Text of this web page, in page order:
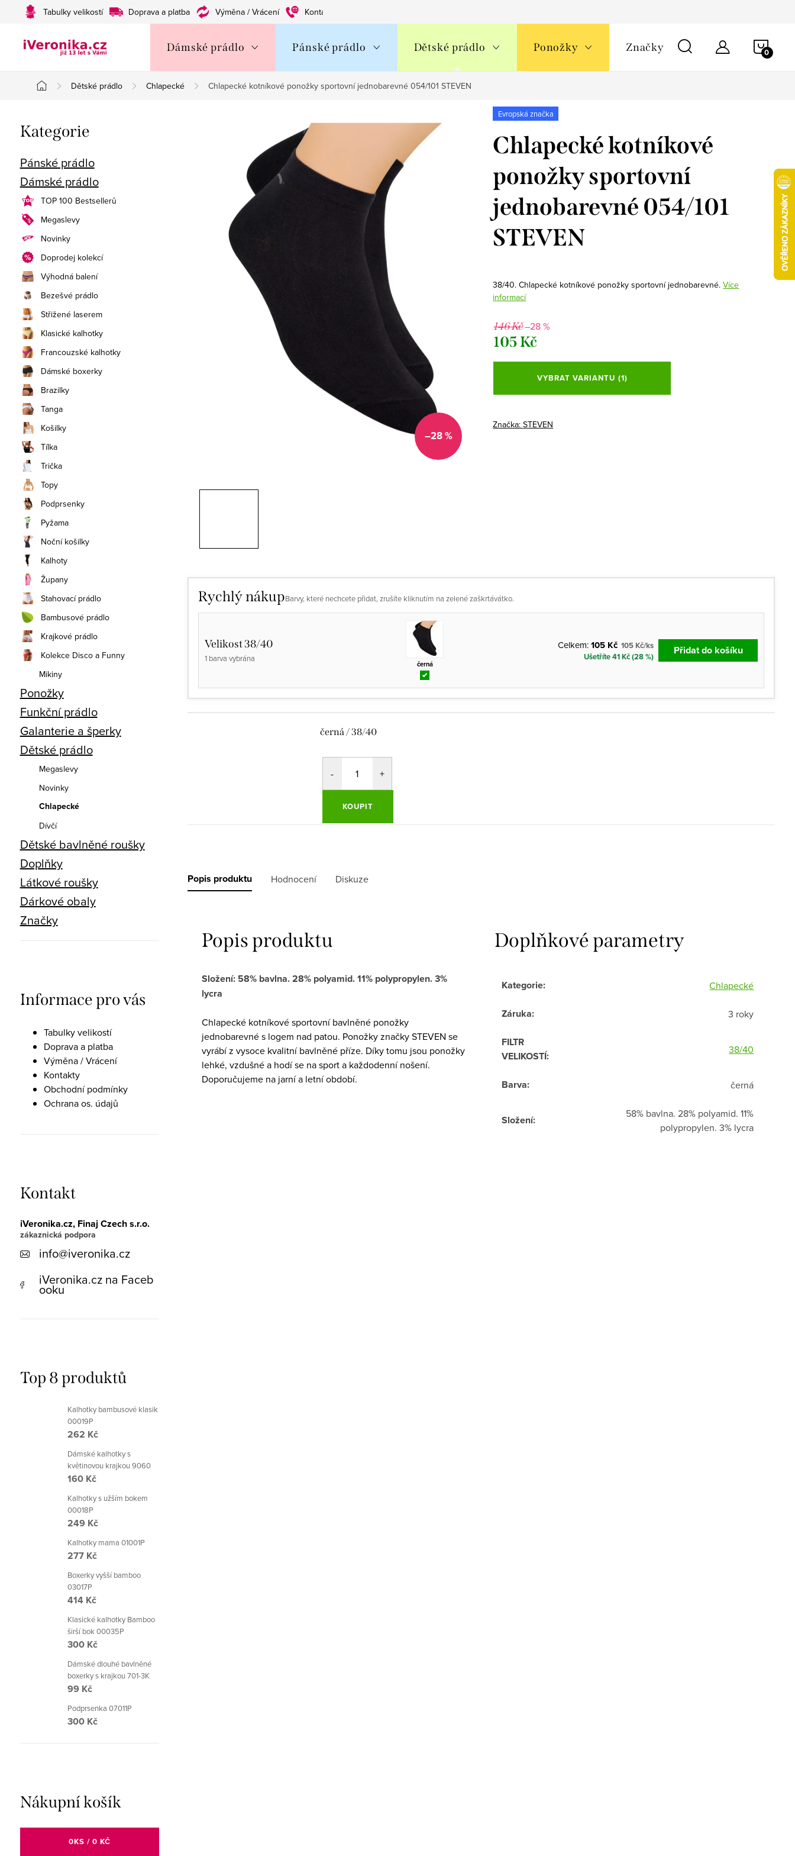
Tabulky velikostí Doprava a platba Výměna / Vrácení Kontakty
Dámské prádlo Pánské prádlo Dětské prádlo Ponožky Značky
Domů
Dětské prádlo Chlapecké Chlapecké kotníkové ponožky sportovní jednobarevné 054/101 STEVEN
o
s
t
r
a
n
n
í
p
a
n
e
l
Přeskočit
kategorie
Kategorie
Pánské prádlo
Dámské prádlo
TOP 100 Bestsellerů
Megaslevy
Novinky
Doprodej kolekcí
Výhodná balení
Bezešvé prádlo
Střižené laserem
Klasické kalhotky
Francouzské kalhotky
Dámské boxerky
Brazilky
Tanga
Košilky
Tílka
Trička
Topy
Podprsenky
Pyžama
Noční košilky
Kalhoty
Župany
Stahovací prádlo
Bambusové prádlo
Krajkové prádlo
Kolekce Disco a Funny
Mikiny
Ponožky
Funkční prádlo
Galanterie a šperky
Dětské prádlo
Megaslevy
Novinky
Chlapecké
Dívčí
Dětské bavlněné roušky
Doplňky
Látkové roušky
Dárkové obaly
Značky
Informace pro vás
Tabulky velikostí
Doprava a platba
Výměna / Vrácení
Kontakty
Obchodní podmínky
Ochrana os. údajů
Kontakt
iVeronika.cz, Finaj Czech s.r.o.
info@iveronika.cz
iVeronika.cz na Faceb
ooku
Top 8 produktů
Kalhotky bambusové klasik
00019P
262 Kč
Dámské kalhotky s
květinovou krajkou 9060
160 Kč
Kalhotky s užším bokem
00018P
249 Kč
Kalhotky mama 01001P
277 Kč
Boxerky vyšší bamboo
03017P
414 Kč
Klasické kalhotky Bamboo
širší bok 00035P
300 Kč
Dámské dlouhé bavlněné
boxerky s krajkou 701-3K
99 Kč
Podprsenka 07011P
300 Kč
Nákupní košík
0KS / 0 KČ
–28 %
Evropská značka
Chlapecké kotníkové
ponožky sportovní
jednobarevné 054/101
STEVEN
38/40. Chlapecké kotníkové ponožky sportovní jednobarevné.Více
informací
146 Kč–28 %
105 Kč
Měrná
VYBRAT VARIANTU (1)
Značka:STEVEN
Rychlý nákupBarvy, které nechcete přidat, zrušíte kliknutím na zelené zaškrtávátko.
Velikost 38/40
1 barva vybrána
černá
Celkem:105 Kč 105 Kč/ks
Ušetříte 41 Kč (28 %)
Přidat do košíku
černá / 38/40
KOUPIT
Popis produktu Hodnocení Diskuze
Popis produktu
Složení: 58% bavlna. 28% polyamid. 11% polypropylen. 3%
lycra
Chlapecké kotníkové sportovní bavlněné ponožky
jednobarevné s logem nad patou. Ponožky značky STEVEN se
vyrábí z vysoce kvalitní bavlněné příze. Díky tomu jsou ponožky
lehké, vzdušné a hodí se na sport a každodenní nošení.
Doporučujeme na jarní a letní období.
Doplňkové parametry
Kategorie: Chlapecké
Záruka: 3 roky
FILTR
VELIKOSTÍ: 38/40
Barva: černá
Složení:
58% bavlna. 28% polyamid. 11%
polypropylen. 3% lycra